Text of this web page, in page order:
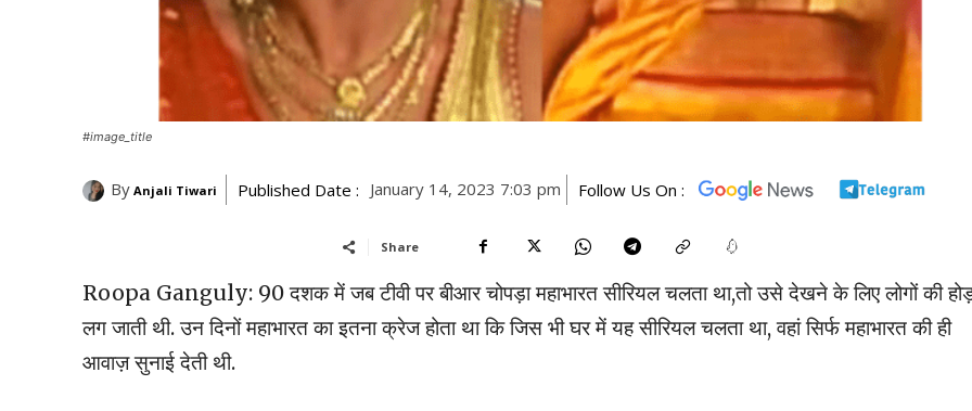
#image_title
By Anjali Tiwari Published Date : January 14, 2023 7:03 pm Follow Us On :
Share
Roopa Ganguly: 90 दशक में जब टीवी पर बीआर चोपड़ा महाभारत सीरियल चलता था,तो उसे देखने के लिए लोगों की
लग जाती थी. उन दिनों महाभारत का इतना क्रेज होता था कि जिस भी घर में यह सीरियल चलता था, वहां सिर्फ महाभारत की ही
आवाज़ सुनाई देती थी.